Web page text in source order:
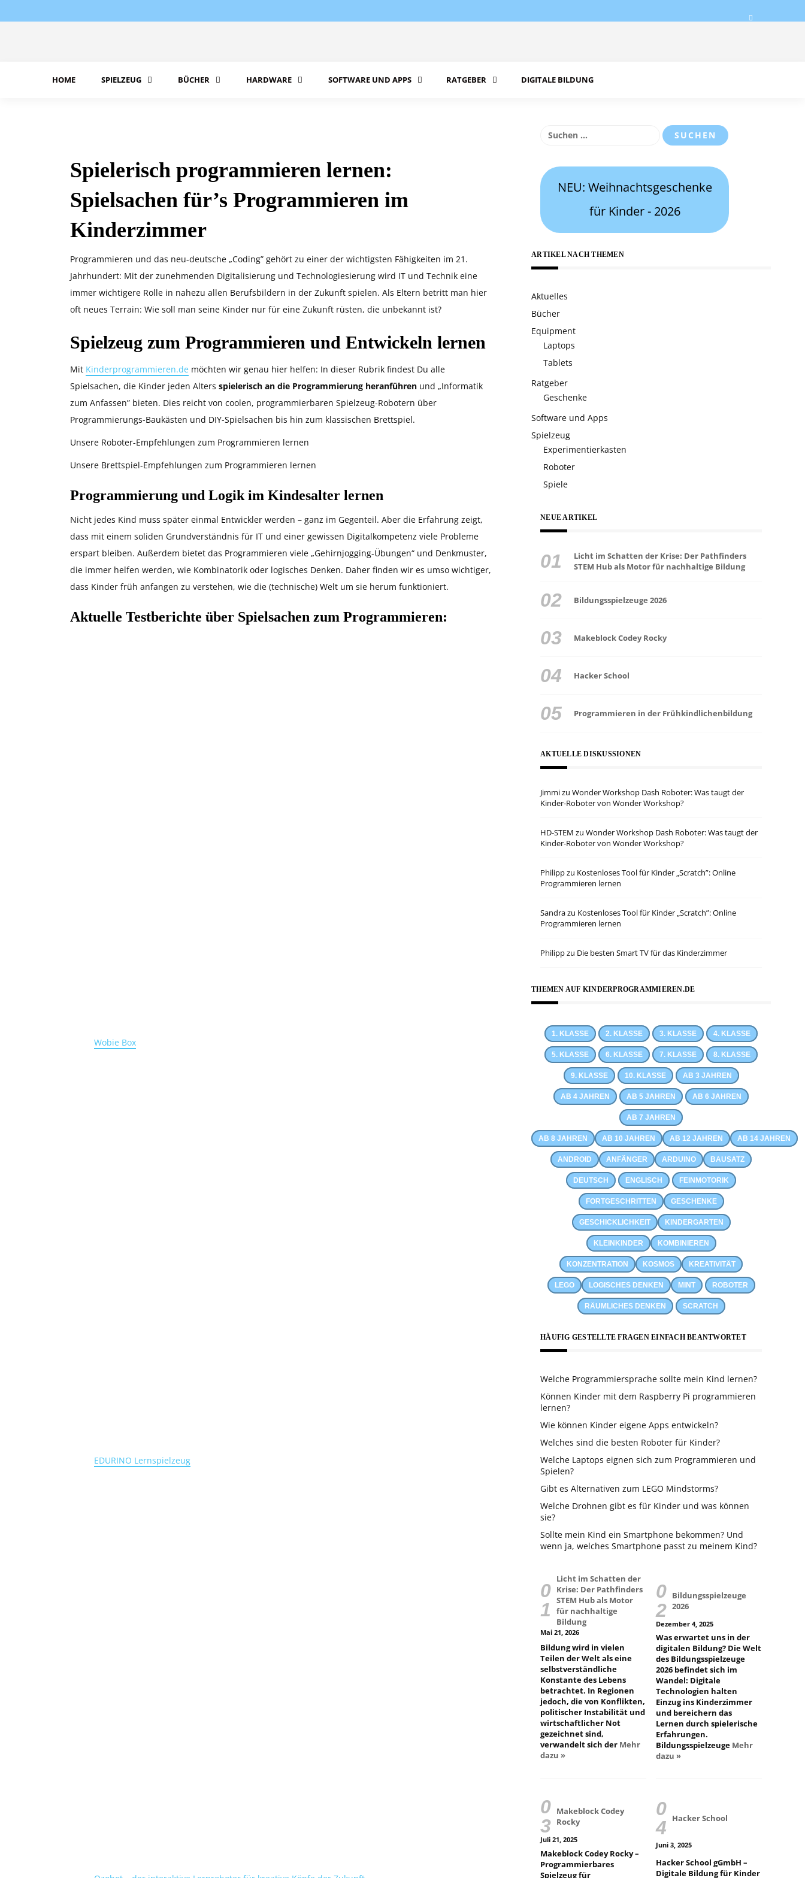
to
HOME SPIELZEUG BÜCHER HARDWARE SOFTWARE UND APPS RATGEBER DIGITALE BILDUNG
Spielerisch program­mieren lernen:
Spielsachen für’s Programmieren im
Kinderzimmer
Programmieren und das neu-deutsche „Coding” gehört zu einer der wichtigsten Fähigkeiten im 21.
Jahrhundert: Mit der zunehmenden Digitalisierung und Technologiesierung wird IT und Technik eine
immer wichtigere Rolle in nahezu allen Berufsbildern in der Zukunft spielen. Als Eltern betritt man hier
oft neues Terrain: Wie soll man seine Kinder nur für eine Zukunft rüsten, die unbekannt ist?
Spielzeug zum Programmieren und Entwickeln lernen
Mit Kinderprogrammieren.de möchten wir genau hier helfen: In dieser Rubrik findest Du alle
Spielsachen, die Kinder jeden Alters spielerisch an die Programmierung heranführen und „Informatik
zum Anfassen” bieten. Dies reicht von coolen, programmierbaren Spielzeug-Robotern über
Programmierungs-Baukästen und DIY-Spielsachen bis hin zum klassischen Brettspiel.
Unsere Roboter-Empfehlungen zum Programmieren lernen
Unsere Brettspiel-Empfehlungen zum Programmieren lernen
Programmierung und Logik im Kindesalter lernen
Nicht jedes Kind muss später einmal Entwickler werden – ganz im Gegenteil. Aber die Erfahrung zeigt,
dass mit einem soliden Grundverständnis für IT und einer gewissen Digitalkompetenz viele Probleme
erspart bleiben. Außerdem bietet das Programmieren viele „Gehirnjogging-Übungen“ und Denkmuster,
die immer helfen werden, wie Kombinatorik oder logisches Denken. Daher finden wir es umso wichtiger,
dass Kinder früh anfangen zu verstehen, wie die (technische) Welt um sie herum funktioniert.
Aktuelle Testberichte über Spielsachen zum Programmieren:
Wobie Box
EDURINO Lernspielzeug
Suchen
NEU: Weihnachtsgeschenke
für Kinder - 2026
ARTIKEL NACH THEMEN
Aktuelles
Bücher
Equipment
Laptops
Tablets
Ratgeber
Geschenke
Software und Apps
Spielzeug
Experimentierkasten
Roboter
Spiele
NEUE ARTIKEL
Licht im Schatten der Krise: Der Pathfinders
STEM Hub als Motor für nachhaltige Bildung
Bildungsspielzeuge 2026
Makeblock Codey Rocky
Hacker School
Programmieren in der Frühkindlichenbildung
AKTUELLE DISKUSSIONEN
Jimmizu Wonder Workshop Dash Roboter: Was taugt der
Kinder-Roboter von Wonder Workshop?
HD-STEM zu Wonder Workshop Dash Roboter: Was taugt der
Kinder-Roboter von Wonder Workshop?
Philippzu Kostenloses Tool für Kinder „Scratch”: Online
Programmieren lernen
Sandrazu Kostenloses Tool für Kinder „Scratch”: Online
Programmieren lernen
Philippzu Die besten Smart TV für das Kinderzimmer
THEMEN AUF KINDERPROGRAMMIEREN.DE
1. KLASSE 2. KLASSE 3. KLASSE 4. KLASSE
5. KLASSE 6. KLASSE 7. KLASSE 8. KLASSE
9. KLASSE 10. KLASSE AB 3 JAHREN
AB 4 JAHREN AB 5 JAHREN AB 6 JAHREN
AB 7 JAHREN
AB 8 JAHREN AB 10 JAHREN AB 12 JAHREN AB 14 JAHREN
ANDROID ANFÄNGER ARDUINO BAUSATZ
DEUTSCH ENGLISCH FEINMOTORIK
FORTGESCHRITTEN GESCHENKE
GESCHICKLICHKEIT KINDERGARTEN
KLEINKINDER KOMBINIEREN
KONZENTRATION KOSMOS KREATIVITÄT
LEGO LOGISCHES DENKEN MINT ROBOTER
RÄUMLICHES DENKEN SCRATCH
HÄUFIG GESTELLTE FRAGEN EINFACH BEANTWORTET
Welche Programmiersprache sollte mein Kind lernen?
Können Kinder mit dem Raspberry Pi programmieren
lernen?
Wie können Kinder eigene Apps entwickeln?
Welches sind die besten Roboter für Kinder?
Welche Laptops eignen sich zum Programmieren und
Spielen?
Gibt es Alternativen zum LEGO Mindstorms?
Welche Drohnen gibt es für Kinder und was können
sie?
Sollte mein Kind ein Smartphone bekommen? Und
wenn ja, welches Smartphone passt zu meinem Kind?
Licht im Schatten der
Krise: Der Pathfinders
STEM Hub als Motor
für nachhaltige
Bildung
Mai 21, 2026
Bildung wird in vielen
Teilen der Welt als eine
selbstverständliche
Konstante des Lebens
betrachtet. In Regionen
jedoch, die von Konflikten,
politischer Instabilität und
wirtschaftlicher Not
gezeichnet sind,
verwandelt sich der Mehr
dazu »
Bildungsspielzeuge
2026
Dezember 4, 2025
Was erwartet uns in der
digitalen Bildung? Die Welt
des Bildungsspielzeuge
2026 befindet sich im
Wandel: Digitale
Technologien halten
Einzug ins Kinderzimmer
und bereichern das
Lernen durch spielerische
Erfahrungen.
Bildungsspielzeuge Mehr
dazu »
Makeblock Codey
Rocky
Juli 21, 2025
Makeblock Codey Rocky –
Programmierbares
Spielzeug für
Hacker School
Juni 3, 2025
Hacker School gGmbH –
Digitale Bildung für Kinder